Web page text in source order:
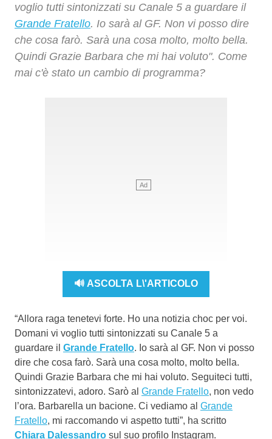
voglio tutti sintonizzati su Canale 5 a guardare il
Grande Fratello. Io sarà al GF. Non vi posso dire
che cosa farò. Sarà una cosa molto, molto bella.
Quindi Grazie Barbara che mi hai voluto". Come
mai c'è stato un cambio di programma?
🔊 ASCOLTA L\'ARTICOLO
“Allora raga tenetevi forte. Ho una notizia choc per voi.
Domani vi voglio tutti sintonizzati su Canale 5 a
guardare il Grande Fratello. Io sarà al GF. Non vi posso
dire che cosa farò. Sarà una cosa molto, molto bella.
Quindi Grazie Barbara che mi hai voluto. Seguiteci tutti,
sintonizzatevi, adoro. Sarò al Grande Fratello, non vedo
l’ora. Barbarella un bacione. Ci vediamo al Grande
Fratello, mi raccomando vi aspetto tutti”, ha scritto
Chiara Dalessandro sul suo profilo Instagram.